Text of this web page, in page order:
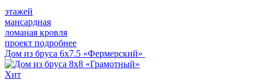
этажей
мансардная
ломаная кровля
проект подробнее
Дом из бруса 6х7.5 «Фермерский»
Хит